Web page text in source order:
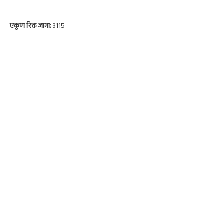
एकूण रिक्त जागा:3115